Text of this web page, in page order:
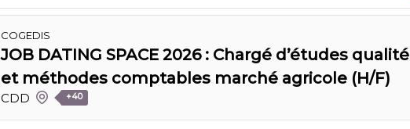
COGEDIS
JOB DATING SPACE 2026 : Chargé d’études qualité
et méthodes comptables marché agricole (H/F)
CDD +40